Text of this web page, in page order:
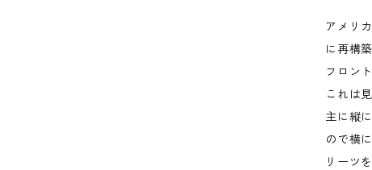
アメリ
に再構
フロン
これは
主に縦
ので横
リーツ